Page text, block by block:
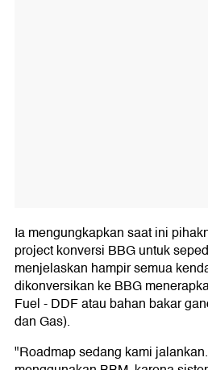
Ia mengungkapkan saat ini
project konversi BBG untuk
menjelaskan hampir semua
dikonversikan ke BBG
Fuel - DDF atau bahan bakar
dan Gas).
"Roadmap sedang kami